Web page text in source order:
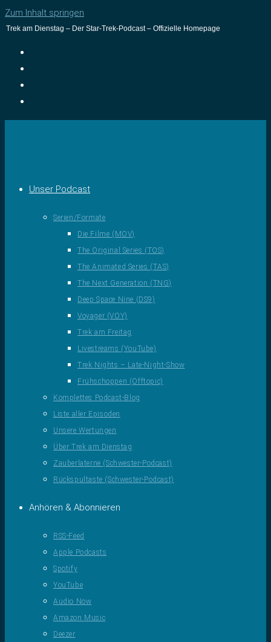
Zum Inhalt springen
Trek am Dienstag – Der Star-Trek-Podcast – Offizielle Homepage
Unser Podcast
Serien/Formate
Die Filme (MOV)
The Original Series (TOS)
The Animated Series (TAS)
The Next Generation (TNG)
Deep Space Nine (DS9)
Voyager (VOY)
Trek am Freitag
Livestreams (YouTube)
Trek Nights – Late-Night-Show
Frühschoppen (Offtopic)
Komplettes Podcast-Blog
Liste aller Episoden
Unsere Wertungen
Über Trek am Dienstag
Zauberlaterne (Schwester-Podcast)
Rückspultaste (Schwester-Podcast)
Anhören & Abonnieren
RSS-Feed
Apple Podcasts
Spotify
YouTube
Audio Now
Amazon Music
Deezer